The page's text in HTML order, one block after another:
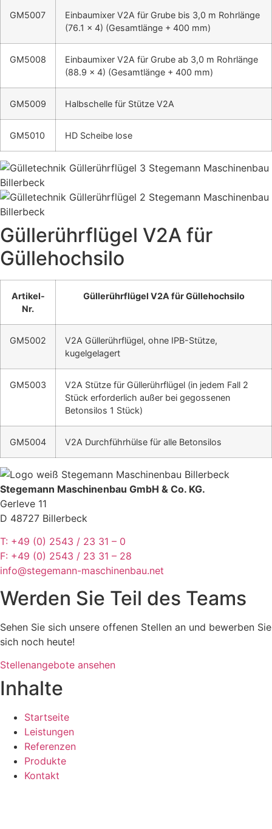
GM5007
Einbaumixer V2A für Grube bis 3,0 m Rohrlänge
(76.1 x 4) (Gesamtlänge + 400 mm)
GM5008
Einbaumixer V2A für Grube ab 3,0 m Rohrlänge
(88.9 x 4) (Gesamtlänge + 400 mm)
GM5009 Halbschelle für Stütze V2A
GM5010 HD Scheibe lose
Güllerührflügel V2A für
Güllehochsilo
Artikel-
Nr.
Güllerührflügel V2A für Güllehochsilo
GM5002
V2A Güllerührflügel, ohne IPB-Stütze,
kugelgelagert
GM5003
V2A Stütze für Güllerührflügel (in jedem Fall 2
Stück erforderlich außer bei gegossenen
Betonsilos 1 Stück)
GM5004 V2A Durchführhülse für alle Betonsilos
Stegemann Maschinenbau GmbH & Co. KG.
Gerleve 11
D 48727 Billerbeck
T: +49 (0) 2543 / 23 31 – 0
F: +49 (0) 2543 / 23 31 – 28
info@stegemann-maschinenbau.net
Werden Sie Teil des Teams
Sehen Sie sich unsere offenen Stellen an und bewerben Sie
sich noch heute!
Stellenangebote ansehen
Inhalte
Startseite
Leistungen
Referenzen
Produkte
Kontakt